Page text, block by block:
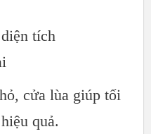
tích
cửa lùa giúp tối
quả.